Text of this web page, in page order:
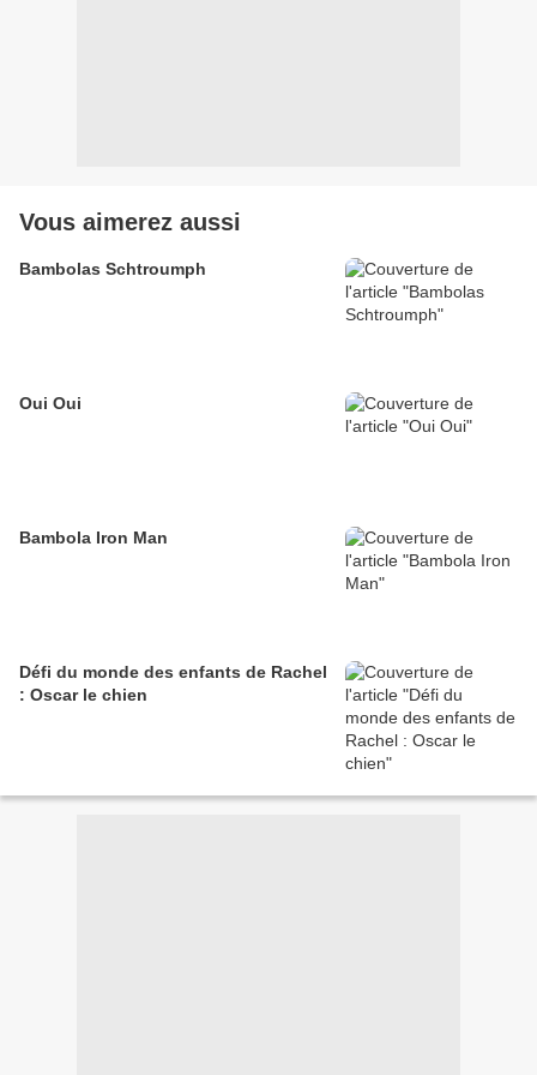
Vous aimerez aussi
Bambolas Schtroumph
Oui Oui
Bambola Iron Man
Défi du monde des enfants de Rachel
: Oscar le chien